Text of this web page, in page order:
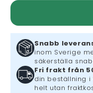
Classics
HD
HD
Snabb
inom Sverige
säkerställa
Fri frakt från
din beställning
helt utan